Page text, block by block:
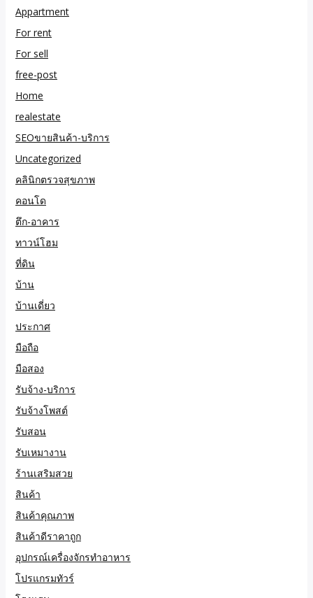
Appartment
For rent
For sell
free-post
Home
realestate
SEOขายสินค้า-บริการ
Uncategorized
คลินิกตรวจสุขภาพ
คอนโด
ตึก-อาคาร
ทาวน์โฮม
ที่ดิน
บ้าน
บ้านเดี่ยว
ประกาศ
มือถือ
มือสอง
รับจ้าง-บริการ
รับจ้างโพสต์
รับสอน
รับเหมางาน
ร้านเสริมสวย
สินค้า
สินค้าคุณภาพ
สินค้าดีราคาถูก
อุปกรณ์เครื่องจักรทำอาหาร
โปรแกรมทัวร์